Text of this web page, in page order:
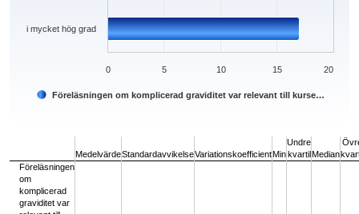
Föreläsningen om komplicerad graviditet var relevant till kurse…
i mycket hög grad
0 10
5 15 20
MedelvärdeStandardavvikelseVariationskoefficientMin
Undre
kvartilMedian
Föreläsningen
om
komplicerad
graviditet var